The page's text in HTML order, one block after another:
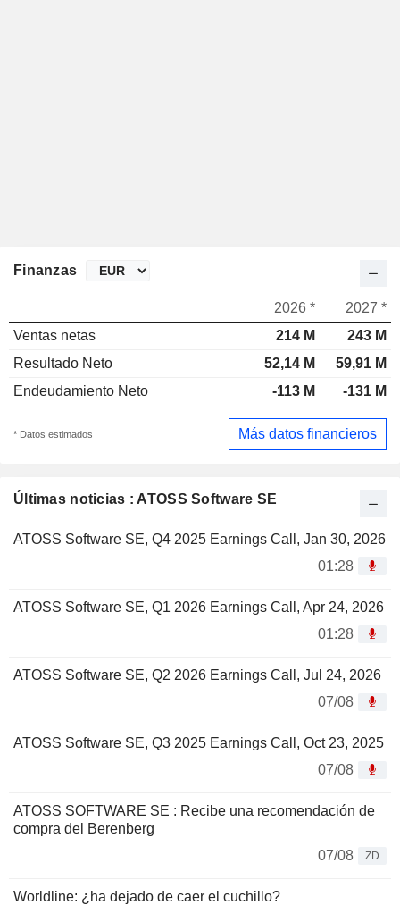
Últimas noticias : ATOSS Software SE
ATOSS Software SE, Q4 2025 Earnings Call, Jan 30, 2026
01:28
ATOSS Software SE, Q1 2026 Earnings Call, Apr 24, 2026
01:28
ATOSS Software SE, Q2 2026 Earnings Call, Jul 24, 2026
07/08
ATOSS Software SE, Q3 2025 Earnings Call, Oct 23, 2025
07/08
ATOSS SOFTWARE SE : Recibe una recomendación de
compra del Berenberg
07/08
ZD
Worldline: ¿ha dejado de caer el cuchillo?
Finanzas
2026 *
2027 *
Ventas netas
214 M
243 M
Resultado Neto
52,14 M
59,91 M
Endeudamiento Neto
-113 M -131 M
* Datos estimados Más datos financieros